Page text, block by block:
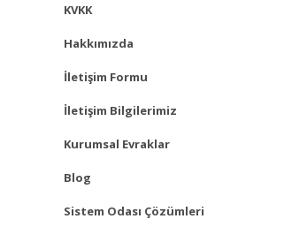
KVKK
Hakkımızda
İletişim Formu
İletişim Bilgilerimiz
Kurumsal Evraklar
Blog
Sistem Odası Çözümleri